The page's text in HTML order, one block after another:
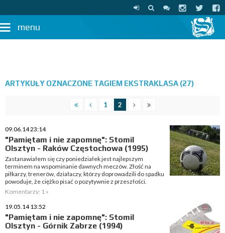
menu
ARTYKUŁY OZNACZONE TAGIEM EKSTRAKLASA (27)
1 2
09.06.14 23:14
"Pamiętam i nie zapomnę": Stomil
Olsztyn - Raków Częstochowa (1995)
Zastanawiałem się czy poniedziałek jest najlepszym
terminem na wspominanie dawnych meczów. Złość na
piłkarzy, trenerów, działaczy, którzy doprowadzili do spadku
powoduje, że ciężko pisać o pozytywnie z przeszłości.
Komentarzy: 1 »
19.05.14 13:52
"Pamiętam i nie zapomnę": Stomil
Olsztyn - Górnik Zabrze (1994)